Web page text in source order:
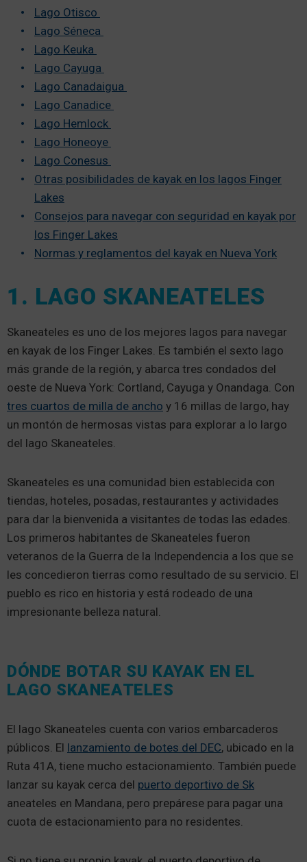
Lago Otisco
Lago Séneca
Lago Keuka
Lago Cayuga
Lago Canadaigua
Lago Canadice
Lago Hemlock
Lago Honeoye
Lago Conesus
Otras posibilidades de kayak en los lagos Finger
Lakes
Consejos para navegar con seguridad en kayak por
los Finger Lakes
Normas y reglamentos del kayak en Nueva York
1. LAGO SKANEATELES
Skaneateles es uno de los mejores lagos para navegar
en kayak de los Finger Lakes. Es también el sexto lago
más grande de la región, y abarca tres condados del
oeste de Nueva York: Cortland, Cayuga y Onandaga. Con
tres cuartos de milla de ancho y 16 millas de largo, hay
un montón de hermosas vistas para explorar a lo largo
del lago Skaneateles.
Skaneateles es una comunidad bien establecida con
tiendas, hoteles, posadas, restaurantes y actividades
para dar la bienvenida a visitantes de todas las edades.
Los primeros habitantes de Skaneateles fueron
veteranos de la Guerra de la Independencia a los que se
les concedieron tierras como resultado de su servicio. El
pueblo es rico en historia y está rodeado de una
impresionante belleza natural.
DÓNDE BOTAR SU KAYAK EN EL
LAGO SKANEATELES
El lago Skaneateles cuenta con varios embarcaderos
públicos. El lanzamiento de botes del DEC, ubicado en la
Ruta 41A, tiene mucho estacionamiento. También puede
lanzar su kayak cerca del puerto deportivo de Sk
aneateles en Mandana, pero prepárese para pagar una
cuota de estacionamiento para no residentes.